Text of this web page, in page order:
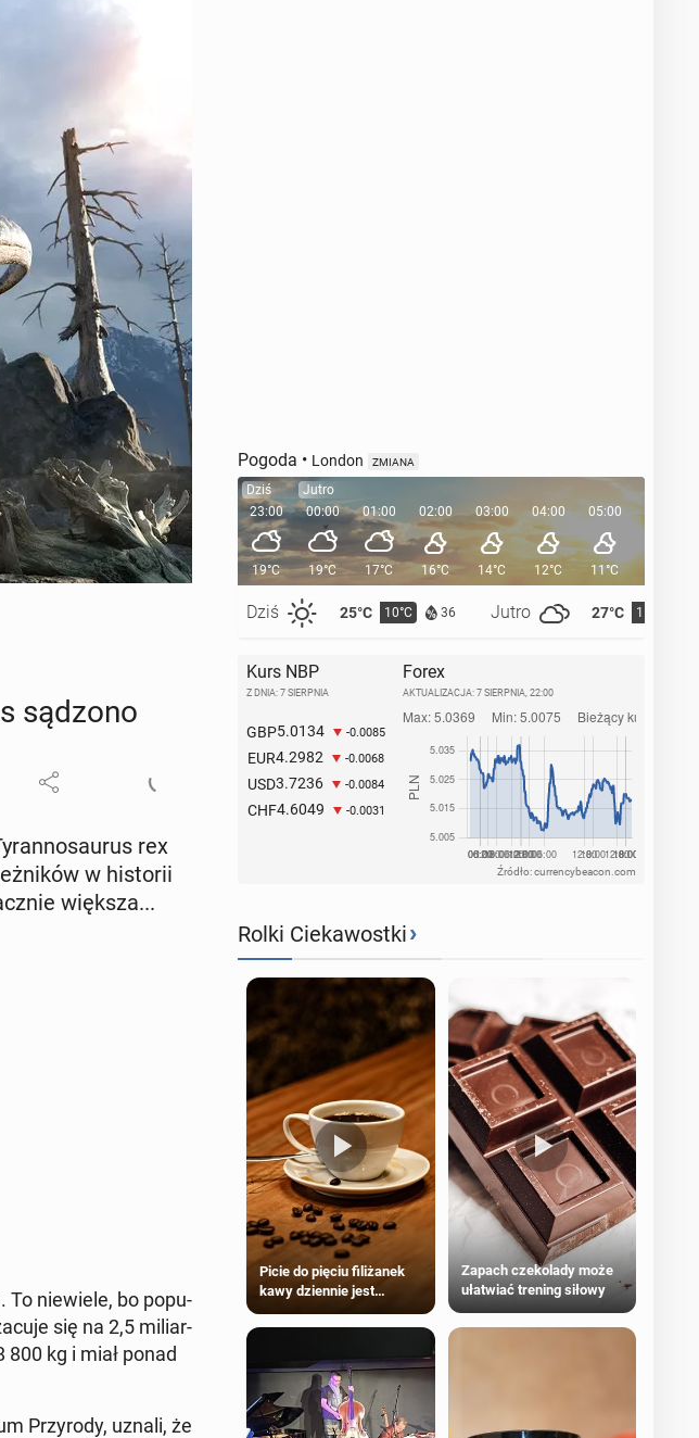
sądzono
rex
w hi­sto­rii
większa...
To nie­wie­le, bo po­pu­
się na 2,5 mi­liar­
kg i miał ponad
Przy­ro­dy, uznali, że
Pogoda • London ZMIANA
Dziś
23:00
19°C
Dziś 25°C 10°C 36 Jutro 27°C 11°C
Jutro
00:00
19°C
01:00
17°C
02:00
16°C
03:00
14°C
04:00
12°C
05:00
11°C
Kurs NBP
Z DNIA: 7 SIERPNIA
GBP5.0134 -0.0085
EUR4.2982 -0.0068
USD3.7236 -0.0084
CHF4.6049 -0.0031
Forex
AKTUALIZACJA: 7 SIERPNIA, 22:00
Źródło: currencybeacon.com
Rolki Ciekawostki›
Picie do pięciu filiżanek
kawy dziennie jest
większości dorosłych
Zapach czekolady może
ułatwiać trening siłowy